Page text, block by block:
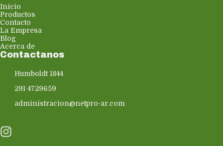
Inicio
Productos
Contacto
La Empresa
Blog
Acerca de
Contactanos
Humboldt 1844
291 4729659
administracion@netpro-ar.com